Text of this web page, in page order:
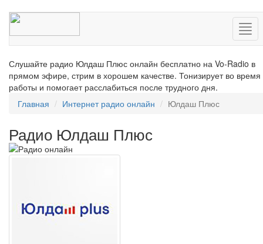
Слушайте радио Юлдаш Плюс онлайн бесплатно на Vo-Radio в
прямом эфире, стрим в хорошем качестве. Тонизирует во время
работы и помогает расслабиться после трудного дня.
Главная
Интернет радио онлайн Юлдаш Плюс
Радио Юлдаш Плюс